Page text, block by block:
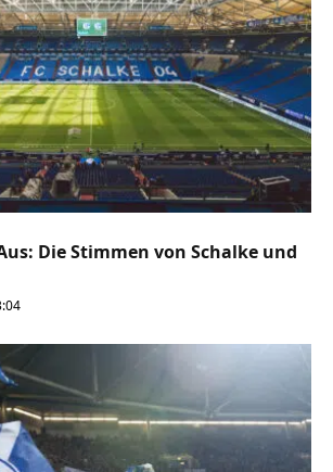
Die Stimmen von Schalke und